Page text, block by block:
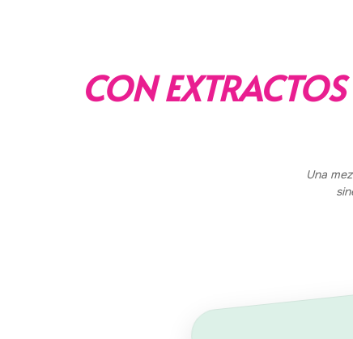
CON
Una